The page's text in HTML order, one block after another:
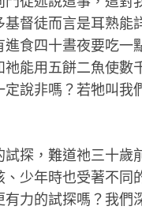
督徒而言是耳熟能
食四十晝夜要吃一
能用五餅二魚使數
說非嗎？若牠叫我
探，難道祂三十歲
少年時也受著不同
力的試探嗎？我們